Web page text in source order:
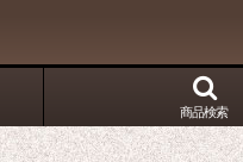
商品検索